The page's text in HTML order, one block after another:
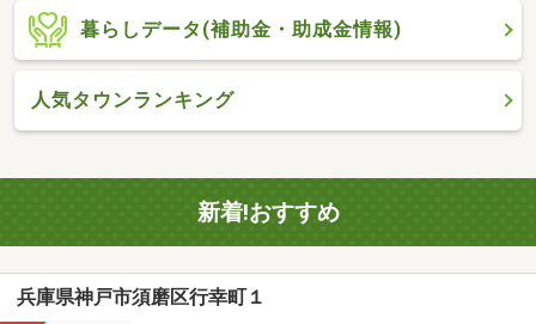
暮らしデータ(補助金・助成金情報)
人気タウンランキング
新着!おすすめ
兵庫県神戸市須磨区行幸町１